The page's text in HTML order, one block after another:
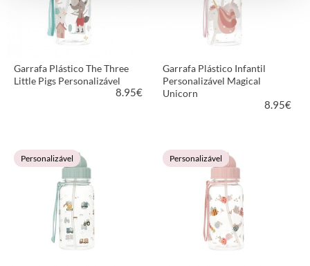
Garrafa Plástico The Three
Little Pigs Personalizável
8.95€
VER PRODUTO
Garrafa Plástico Infantil
Personalizável Magical
Unicorn
8.95€
VER PRODUTO
Personalizável Personalizável